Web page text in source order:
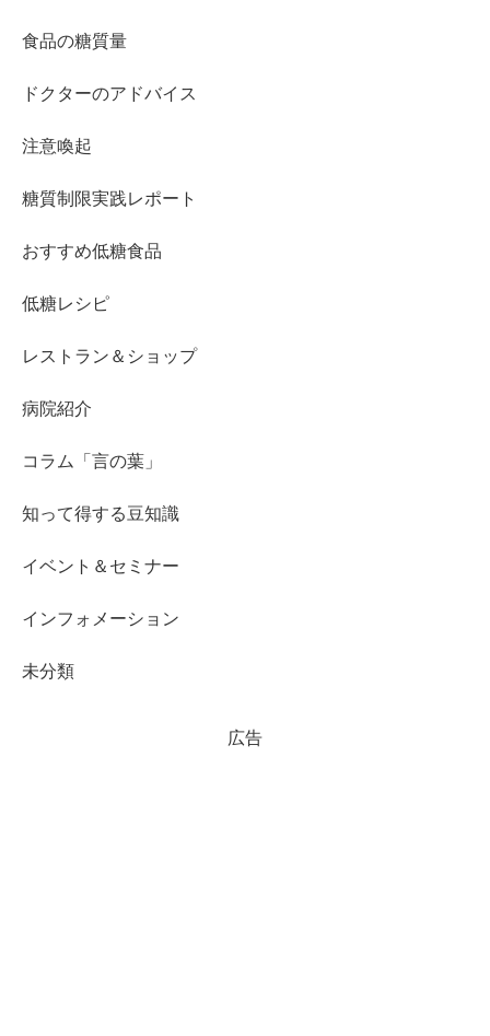
食品の糖質量
ドクターのアドバイス
注意喚起
糖質制限実践レポート
おすすめ低糖食品
低糖レシピ
レストラン＆ショップ
病院紹介
コラム「言の葉」
知って得する豆知識
イベント＆セミナー
インフォメーション
未分類
広告